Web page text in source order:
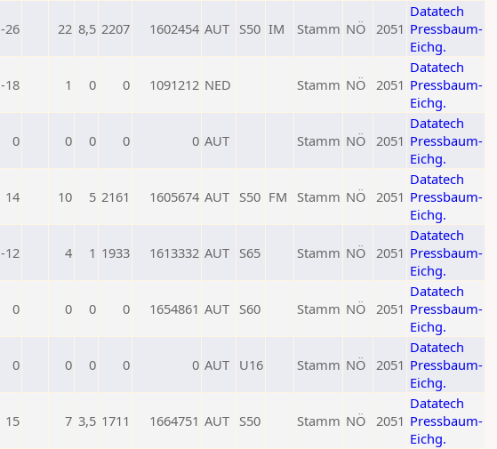
-26 22 8,5 2207 1602454 AUT S50 IM Stamm NÖ 2051
Datatech
Pressbaum-
Eichg.
-18 1 0 0 1091212 NED Stamm NÖ 2051
Datatech
Pressbaum-
Eichg.
0 0 0 0 0 AUT Stamm NÖ 2051
Datatech
Pressbaum-
Eichg.
14 10 5 2161 1605674 AUT S50 FM Stamm NÖ 2051
Datatech
Pressbaum-
Eichg.
-12 4 1 1933 1613332 AUT S65 Stamm NÖ 2051
Datatech
Pressbaum-
Eichg.
0 0 0 0 1654861 AUT S60 Stamm NÖ 2051
Datatech
Pressbaum-
Eichg.
0 0 0 0 0 AUT U16 Stamm NÖ 2051
Datatech
Pressbaum-
Eichg.
15 7 3,5 1711 1664751 AUT S50 Stamm NÖ 2051
Datatech
Pressbaum-
Eichg.